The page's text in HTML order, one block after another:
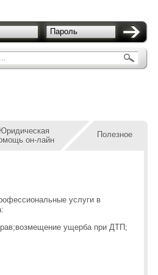
Пароль
он-лайн
Полезное
услуги в
ущерба при ДТП;